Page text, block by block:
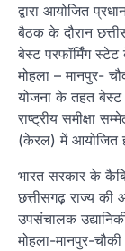
द्वारा आयोजित
बैठक के दौरान
बेस्ट परफॉर्मिंग
मोहला – मानपुर-
योजना के तहत बेस्ट
राष्ट्रीय समीक्षा
(केरल) में आयोजित
भारत सरकार के
छत्तीसगढ़ राज्य
उपसंचालक
मोहला-मानपुर-